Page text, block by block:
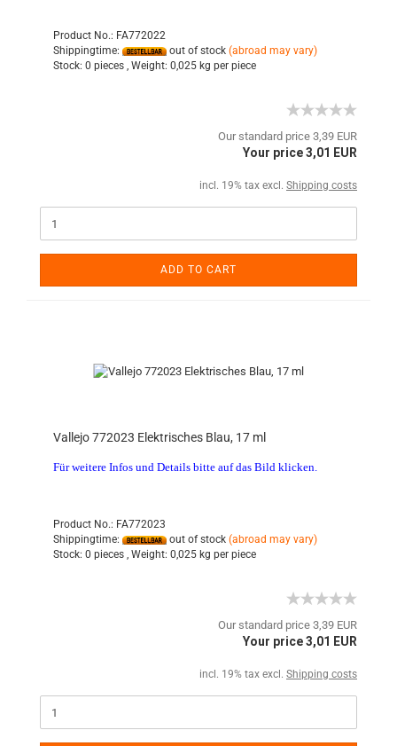
Product No.: FA772022
Shippingtime:
out of stock (abroad may vary)
Stock: 0 pieces , Weight: 0,025 kg per piece
Our standard price 3,39 EUR
Your price 3,01 EUR
incl. 19% tax excl. Shipping costs
ADD TO CART
Vallejo 772023 Elektrisches Blau, 17 ml
Für weitere Infos und Details bitte auf das Bild klicken.
Product No.: FA772023
Shippingtime:
out of stock (abroad may vary)
Stock: 0 pieces , Weight: 0,025 kg per piece
Our standard price 3,39 EUR
Your price 3,01 EUR
incl. 19% tax excl. Shipping costs